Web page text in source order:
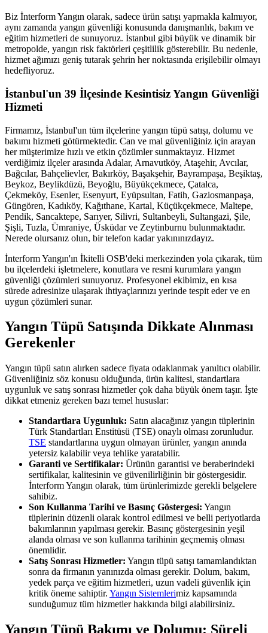
Biz İnterform Yangın olarak, sadece ürün satışı yapmakla kalmıyor,
aynı zamanda yangın güvenliği konusunda danışmanlık, bakım ve
eğitim hizmetleri de sunuyoruz. İstanbul gibi büyük ve dinamik bir
metropolde, yangın risk faktörleri çeşitlilik gösterebilir. Bu nedenle,
hizmet ağımızı geniş tutarak şehrin her noktasında erişilebilir olmayı
hedefliyoruz.
İstanbul'un 39 İlçesinde Kesintisiz Yangın Güvenliği
Hizmeti
Firmamız, İstanbul'un tüm ilçelerine yangın tüpü satışı, dolumu ve
bakımı hizmeti götürmektedir. Can ve mal güvenliğiniz için arayan
her müşterimize hızlı ve etkin çözümler sunmaktayız. Hizmet
verdiğimiz ilçeler arasında Adalar, Arnavutköy, Ataşehir, Avcılar,
Bağcılar, Bahçelievler, Bakırköy, Başakşehir, Bayrampaşa, Beşiktaş,
Beykoz, Beylikdüzü, Beyoğlu, Büyükçekmece, Çatalca,
Çekmeköy, Esenler, Esenyurt, Eyüpsultan, Fatih, Gaziosmanpaşa,
Güngören, Kadıköy, Kağıthane, Kartal, Küçükçekmece, Maltepe,
Pendik, Sancaktepe, Sarıyer, Silivri, Sultanbeyli, Sultangazi, Şile,
Şişli, Tuzla, Ümraniye, Üsküdar ve Zeytinburnu bulunmaktadır.
Nerede olursanız olun, bir telefon kadar yakınınızdayız.
İnterform Yangın'ın İkitelli OSB'deki merkezinden yola çıkarak, tüm
bu ilçelerdeki işletmelere, konutlara ve resmi kurumlara yangın
güvenliği çözümleri sunuyoruz. Profesyonel ekibimiz, en kısa
sürede adresinize ulaşarak ihtiyaçlarınızı yerinde tespit eder ve en
uygun çözümleri sunar.
Yangın Tüpü Satışında Dikkate Alınması
Gerekenler
Yangın tüpü satın alırken sadece fiyata odaklanmak yanıltıcı olabilir.
Güvenliğiniz söz konusu olduğunda, ürün kalitesi, standartlara
uygunluk ve satış sonrası hizmetler çok daha büyük önem taşır. İşte
dikkat etmeniz gereken bazı temel hususlar:
Standartlara Uygunluk: Satın alacağınız yangın tüplerinin
Türk Standartları Enstitüsü (TSE) onaylı olması zorunludur.
TSE standartlarına uygun olmayan ürünler, yangın anında
yetersiz kalabilir veya tehlike yaratabilir.
Garanti ve Sertifikalar: Ürünün garantisi ve beraberindeki
sertifikalar, kalitesinin ve güvenilirliğinin bir göstergesidir.
İnterform Yangın olarak, tüm ürünlerimizde gerekli belgelere
sahibiz.
Son Kullanma Tarihi ve Basınç Göstergesi: Yangın
tüplerinin düzenli olarak kontrol edilmesi ve belli periyotlarda
bakımlarının yapılması gerekir. Basınç göstergesinin yeşil
alanda olması ve son kullanma tarihinin geçmemiş olması
önemlidir.
Satış Sonrası Hizmetler: Yangın tüpü satışı tamamlandıktan
sonra da firmanın yanınızda olması gerekir. Dolum, bakım,
yedek parça ve eğitim hizmetleri, uzun vadeli güvenlik için
kritik öneme sahiptir. Yangın Sistemlerimiz kapsamında
sunduğumuz tüm hizmetler hakkında bilgi alabilirsiniz.
Yangın Tüpü Bakımı ve Dolumu: Süreli